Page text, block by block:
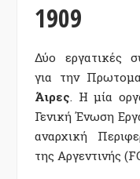
1909
Δύο εργατικές
για την
Άιρες. Η μία
Γενική Ένωση
αναρχική
της Αργεντινής